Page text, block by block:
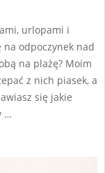
urlopami i
odpoczynek nad
na plażę? Moim
z nich piasek, a
się jakie
…